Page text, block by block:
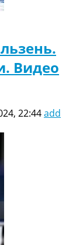
Видео
22:44add